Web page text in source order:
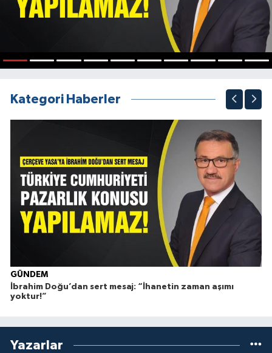
Kategori Haberler
GÜNDEM
İbrahim Doğu’dan sert mesaj: “İhanetin zaman aşımı
yoktur!”
Yazarlar